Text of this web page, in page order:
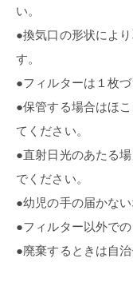
い。
●換気口の形状によ
す。
●フィルターは１枚づ
●保管する場合はほ
てください。
●直射日光のあたる
でください。
●幼児の手の届かな
●フィルター以外で
●廃棄するときは自